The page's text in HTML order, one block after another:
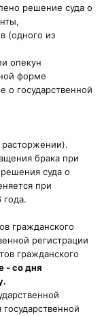
решение суда о
(одного из
опекун
форме
о государственной
брака при
суда о
при
года.
гражданского
регистрации
гражданского
- со дня